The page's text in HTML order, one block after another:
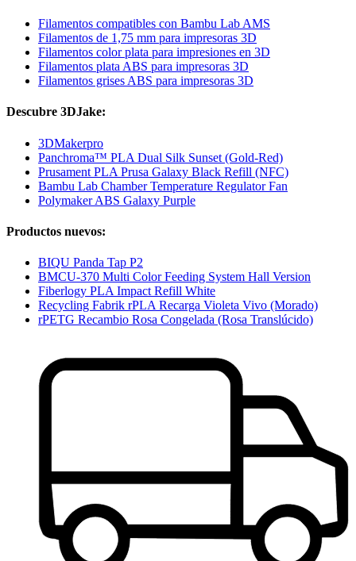
Filamentos compatibles con Bambu Lab AMS
Filamentos de 1,75 mm para impresoras 3D
Filamentos color plata para impresiones en 3D
Filamentos plata ABS para impresoras 3D
Filamentos grises ABS para impresoras 3D
Descubre 3DJake:
3DMakerpro
Panchroma™ PLA Dual Silk Sunset (Gold-Red)
Prusament PLA Prusa Galaxy Black Refill (NFC)
Bambu Lab Chamber Temperature Regulator Fan
Polymaker ABS Galaxy Purple
Productos nuevos:
BIQU Panda Tap P2
BMCU-370 Multi Color Feeding System Hall Version
Fiberlogy PLA Impact Refill White
Recycling Fabrik rPLA Recarga Violeta Vivo (Morado)
rPETG Recambio Rosa Congelada (Rosa Translúcido)